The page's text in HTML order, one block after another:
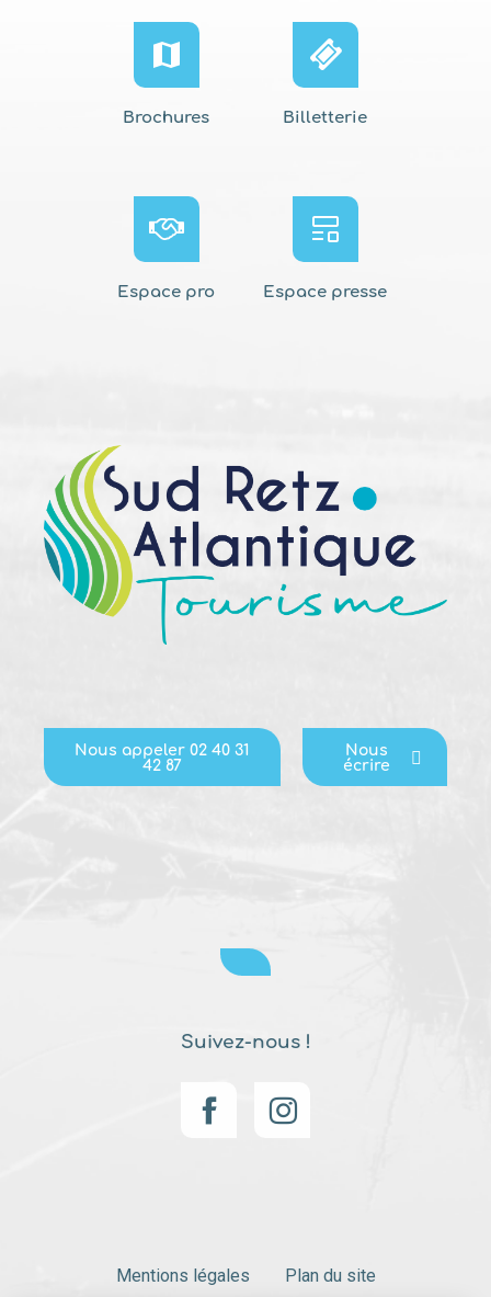
Brochures Billetterie
Espace pro Espace presse
Nous appeler 02 40 31
42 87
Nous
écrire
Suivez-nous !
Mentions légales Plan du site